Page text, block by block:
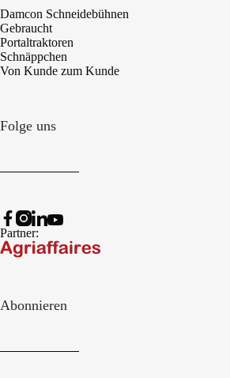
Damcon Schneidebühnen
Gebraucht
Portaltraktoren
Schnäppchen
Von Kunde zum Kunde
Folge uns
Partner:
Abonnieren